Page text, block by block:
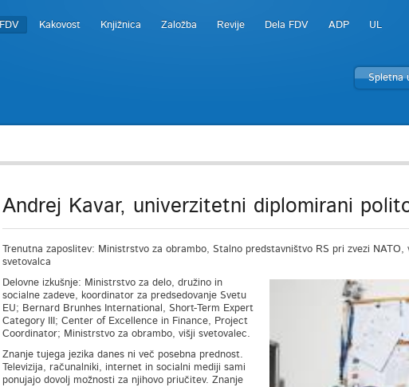
FDV Kakovost Knjižnica Založba Revije Dela FDV ADP UL
Spletna
Andrej Kavar, univerzitetni diplomirani
Trenutna zaposlitev: Ministrstvo za obrambo, Stalno predstavništvo RS pri zvezi
svetovalca
Delovne izkušnje: Ministrstvo za delo, družino in
socialne zadeve, koordinator za predsedovanje Svetu
EU; Bernard Brunhes International, Short-Term Expert
Category III; Center of Excellence in Finance, Project
Coordinator; Ministrstvo za obrambo, višji svetovalec.
Znanje tujega jezika danes ni več posebna prednost.
Televizija, računalniki, internet in socialni mediji sami
ponujajo dovolj možnosti za njihovo priučitev. Znanje